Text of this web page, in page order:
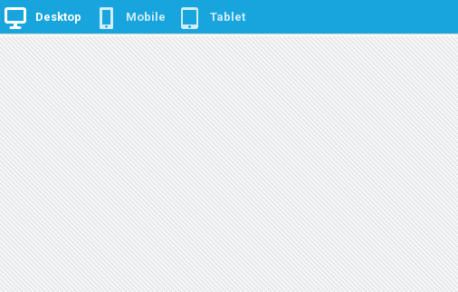
Desktop Mobile Tablet